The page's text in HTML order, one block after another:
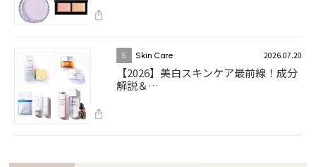
5 Skin Care 2026.07.20
【2026】美白スキンケア最前線！成分
解説＆…